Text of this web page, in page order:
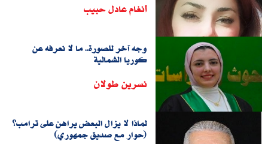
أنغام عادل حبيب
وجه آخر للصورة.. ما لا نعرفه عن
كوريا الشمالية
نسرين طولان
لماذا لا يزال البعض يراهن على ترامب؟
(حوار مع صديق جمهوري)